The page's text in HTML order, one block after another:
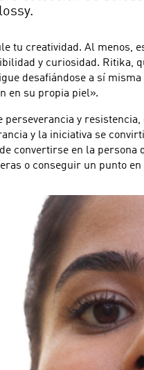
tu creatividad. Al menos,
y curiosidad.
desafiándose a sí
en su propia piel».
y
y la iniciativa se
convertirse en la
o conseguir un punto en